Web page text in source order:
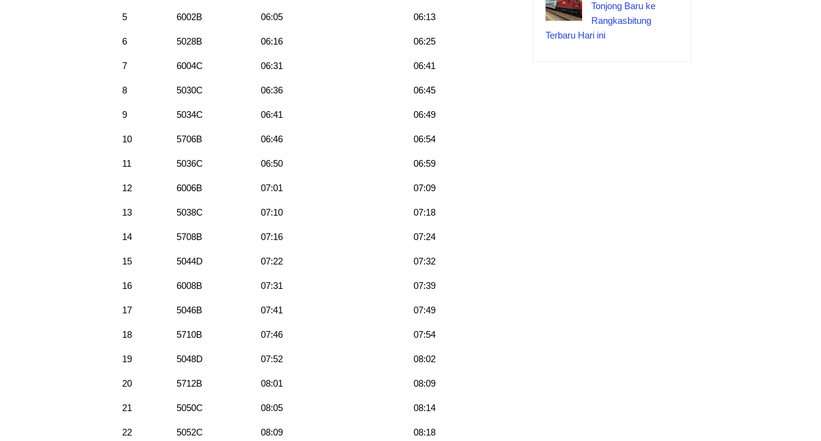
5 6002B 06:05 06:13
6 5028B 06:16 06:25
7 6004C 06:31 06:41
8 5030C 06:36 06:45
9 5034C 06:41 06:49
10 5706B 06:46 06:54
11 5036C 06:50 06:59
12 6006B 07:01 07:09
13 5038C 07:10 07:18
14 5708B 07:16 07:24
15 5044D 07:22 07:32
16 6008B 07:31 07:39
17 5046B 07:41 07:49
18 5710B 07:46 07:54
19 5048D 07:52 08:02
20 5712B 08:01 08:09
21 5050C 08:05 08:14
22 5052C 08:09 08:18
Tonjong Baru ke
Rangkasbitung
Terbaru Hari ini